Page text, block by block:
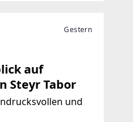
Gestern
auf
Steyr Tabor
und